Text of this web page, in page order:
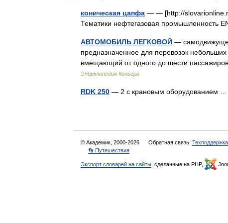
коническая цапфа — — [http://
Тематики нефтегазовая промышленность
АВТОМОБИЛЬ ЛЕГКОВОЙ —
предназначенное для перевозок
вмещающий от одного до шести
Энциклопедия Кольера
RDK 250 — 2 с крановым оборудованием
© Академик, 2000-2026 Обратная связь: Техподдержка
👣 Путешествия
Экспорт словарей на сайты , сделанные на PHP,